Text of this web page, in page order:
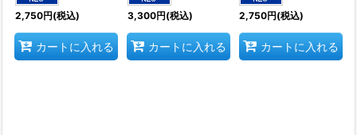
2,750円(税込)
カートに入れる
3,300円(税込)
カートに入れる
2,750円(税込)
カートに入れる